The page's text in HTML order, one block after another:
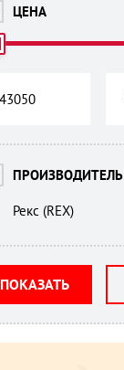
ЦЕНА
ПРОИЗВОДИТЕЛЬ
Рекс (REX)
ПОКАЗАТЬ